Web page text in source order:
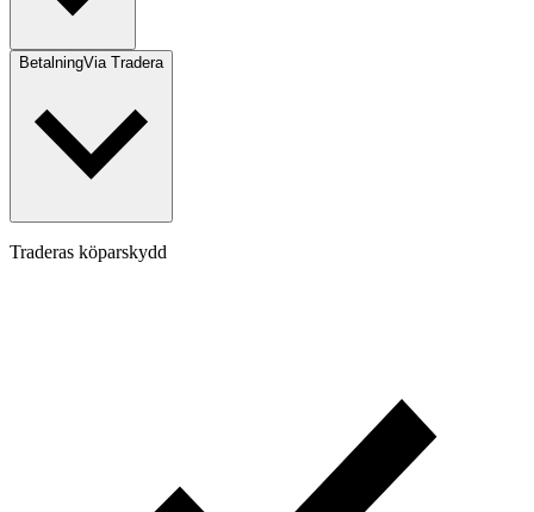
BetalningVia Tradera
Traderas köparskydd